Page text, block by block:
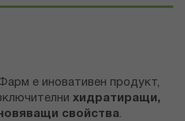
е иновативен продукт,
хидратиращи,
свойства.